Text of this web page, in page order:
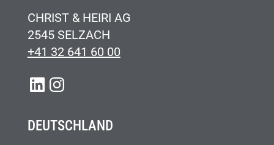
CHRIST & HEIRI AG
2545 SELZACH
+41 32 641 60 00
LINKEDIN
INSTAGRAM
DEUTSCHLAND